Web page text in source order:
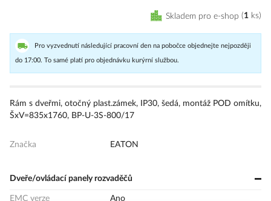
Skladem pro e-shop 1 ks
Pro vyzvednutí následující pracovní den na pobočce objednejte nejpozději
do 17:00. To samé platí pro objednávku kurýrní službou.
Rám s dveřmi, otočný plast.zámek, IP30, šedá, montáž POD omítku,
ŠxV=835x1760, BP-U-3S-800/17
Značka EATON
Dveře/ovládací panely rozvaděčů
EMC verze
Ano